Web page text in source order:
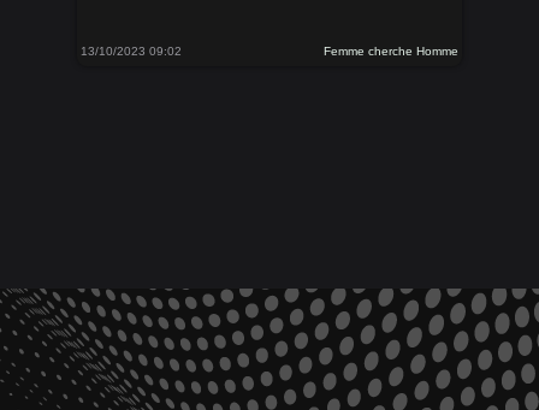
13/10/2023 09:02 Femme cherche Homme